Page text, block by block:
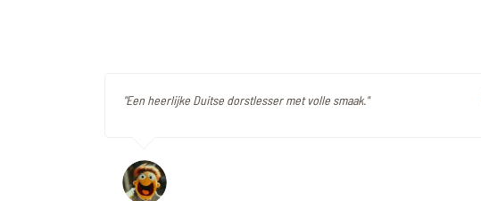
"Een heerlijke Duitse dorstlesser met volle smaak."